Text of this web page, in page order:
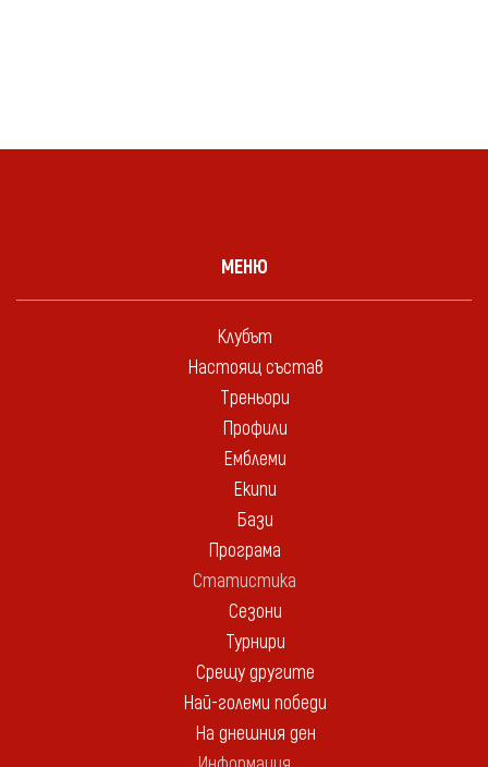
МЕНЮ
Клубът
Настоящ състав
Треньори
Профили
Емблеми
Екипи
Бази
Програма
Статистика
Сезони
Турнири
Срещу другите
Най-големи победи
На днешния ден